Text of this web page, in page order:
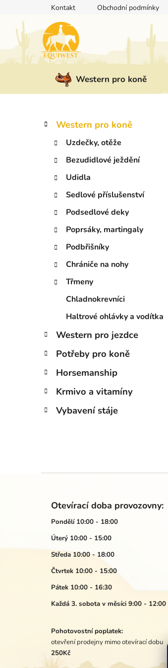
obsah
Kontakt Obchodní podmínky
Western pro koně
PPřeskočit
kategorie
K
a
Western pro koně
Uzdečky, otěže
Bezudidlové ježdění
Udidla
Sedlové příslušenství
Podsedlové deky
Poprsáky, martingaly
Podbřišníky
Chrániče na nohy
Třmeny
Chladnokrevníci
Haltrové ohlávky a vodítka
Western pro jezdce
Potřeby pro koně
Horsemanship
Krmivo a vitamíny
Vybavení stáje
Otevírací doba provozovny:
Pondělí 10:00 - 18:00
Úterý 10:00 - 15:00
Středa 10:00 - 18:00
Čtvrtek 10:00 - 15:00
Pátek 10:00 - 16:30
Každá 3. sobota v měsíci 9:00 - 12:00
Pohotovostní poplatek:
otevření prodejny mimo otevírací dobu
250Kč